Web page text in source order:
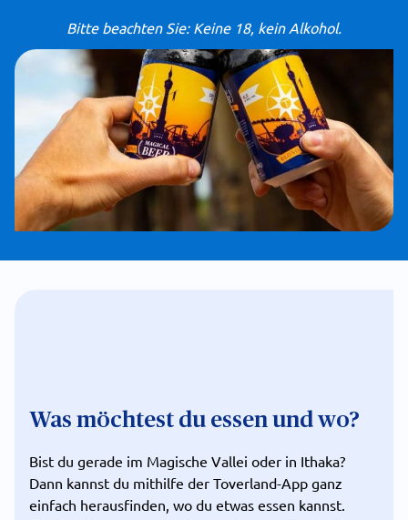
Bitte beachten Sie: Keine 18, kein Alkohol.
Was möchtest du essen und wo?
Bist du gerade im Magische Vallei oder in Ithaka?
Dann kannst du mithilfe der Toverland-App ganz
einfach herausfinden, wo du etwas essen kannst.